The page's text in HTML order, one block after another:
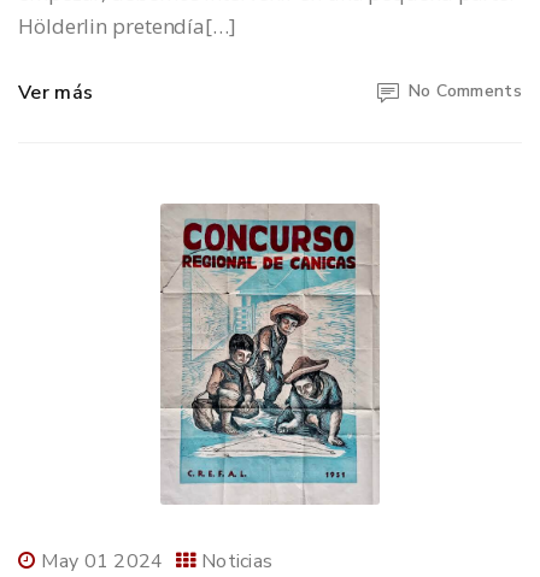
Hölderlin pretendía[…]
Ver más No Comments
May 01 2024 Noticias